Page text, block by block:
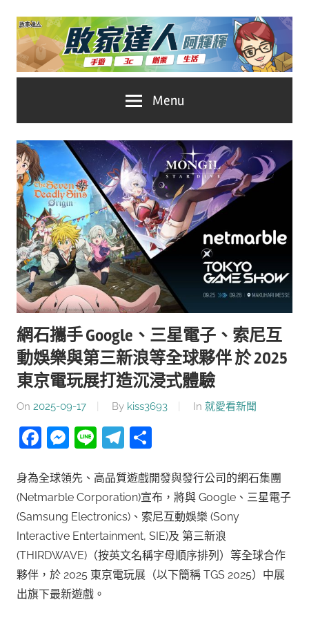
Skip
content
家
達
人
推
薦
No.1
遊
戲
科
技
自
媒
體。
Menu
網石攜手 Google、三星電子、索尼互
動娛樂與第三新浪等全球夥伴 於 2025
東京電玩展打造沉浸式體驗
On 2025-09-17 By kiss3693 In 就愛看新聞
Facebook
Messenger
LineTelegram
身為全球領先、高品質遊戲開發與發行公司的網石集團
(Netmarble Corporation)宣布，將與 Google、三星電子
(Samsung Electronics)、索尼互動娛樂 (Sony
Interactive Entertainment, SIE)及 第三新浪
(THIRDWAVE)（按英文名稱字母順序排列）等全球合作
夥伴，於 2025 東京電玩展（以下簡稱 TGS 2025）中展
出旗下最新遊戲。